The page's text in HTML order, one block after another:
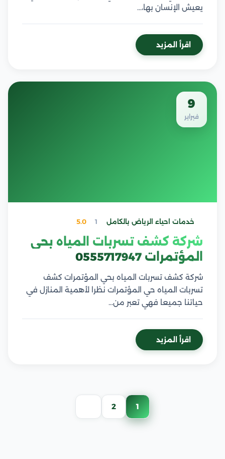
يعيش الإنسان بها،…
اقرأ المزيد
9
فبراير
خدمات احياء الرياض بالكامل 1
5.0
شركة كشف تسربات المياه بحي
المؤتمرات 0555717947
شركة كشف تسربات المياه بحي المؤتمرات كشف
تسربات المياه حي المؤتمرات نظرا لأهمية المنازل في
حياتنا جميعا فهي تعبر من…
اقرأ المزيد
1
2